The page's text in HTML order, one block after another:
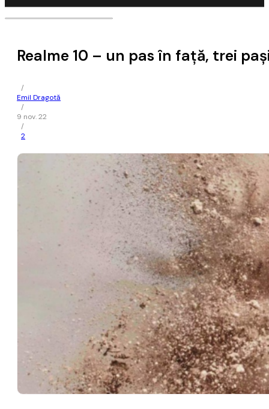
Realme 10 – un pas în față, trei
/
Emil Dragotă
/
9 nov. 22
/
2